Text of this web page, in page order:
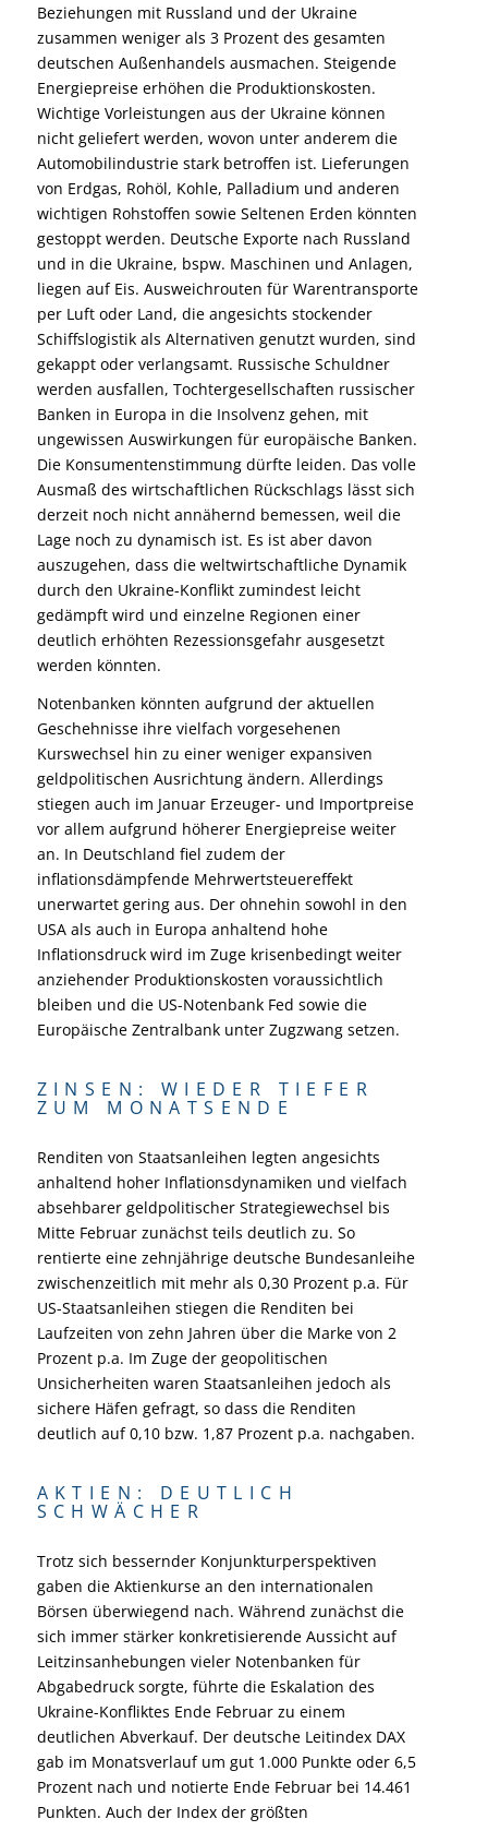
Beziehungen mit Russland und der Ukraine
zusammen weniger als 3 Prozent des gesamten
deutschen Außenhandels ausmachen. Steigende
Energiepreise erhöhen die Produktionskosten.
Wichtige Vorleistungen aus der Ukraine können
nicht geliefert werden, wovon unter anderem die
Automobilindustrie stark betroffen ist. Lieferungen
von Erdgas, Rohöl, Kohle, Palladium und anderen
wichtigen Rohstoffen sowie Seltenen Erden könnten
gestoppt werden. Deutsche Exporte nach Russland
und in die Ukraine, bspw. Maschinen und Anlagen,
liegen auf Eis. Ausweichrouten für Warentransporte
per Luft oder Land, die angesichts stockender
Schiffslogistik als Alternativen genutzt wurden, sind
gekappt oder verlangsamt. Russische Schuldner
werden ausfallen, Tochtergesellschaften russischer
Banken in Europa in die Insolvenz gehen, mit
ungewissen Auswirkungen für europäische Banken.
Die Konsumentenstimmung dürfte leiden. Das volle
Ausmaß des wirtschaftlichen Rückschlags lässt sich
derzeit noch nicht annähernd bemessen, weil die
Lage noch zu dynamisch ist. Es ist aber davon
auszugehen, dass die weltwirtschaftliche Dynamik
durch den Ukraine-Konflikt zumindest leicht
gedämpft wird und einzelne Regionen einer
deutlich erhöhten Rezessionsgefahr ausgesetzt
werden könnten.
Notenbanken könnten aufgrund der aktuellen
Geschehnisse ihre vielfach vorgesehenen
Kurswechsel hin zu einer weniger expansiven
geldpolitischen Ausrichtung ändern. Allerdings
stiegen auch im Januar Erzeuger- und Importpreise
vor allem aufgrund höherer Energiepreise weiter
an. In Deutschland fiel zudem der
inflationsdämpfende Mehrwertsteuereffekt
unerwartet gering aus. Der ohnehin sowohl in den
USA als auch in Europa anhaltend hohe
Inflationsdruck wird im Zuge krisenbedingt weiter
anziehender Produktionskosten voraussichtlich
bleiben und die US-Notenbank Fed sowie die
Europäische Zentralbank unter Zugzwang setzen.
ZINSEN: WIEDER TIEFER
ZUM MONATSENDE
Renditen von Staatsanleihen legten angesichts
anhaltend hoher Inflationsdynamiken und vielfach
absehbarer geldpolitischer Strategiewechsel bis
Mitte Februar zunächst teils deutlich zu. So
rentierte eine zehnjährige deutsche Bundesanleihe
zwischenzeitlich mit mehr als 0,30 Prozent p.a. Für
US-Staatsanleihen stiegen die Renditen bei
Laufzeiten von zehn Jahren über die Marke von 2
Prozent p.a. Im Zuge der geopolitischen
Unsicherheiten waren Staatsanleihen jedoch als
sichere Häfen gefragt, so dass die Renditen
deutlich auf 0,10 bzw. 1,87 Prozent p.a. nachgaben.
AKTIEN: DEUTLICH
SCHWÄCHER
Trotz sich bessernder Konjunkturperspektiven
gaben die Aktienkurse an den internationalen
Börsen überwiegend nach. Während zunächst die
sich immer stärker konkretisierende Aussicht auf
Leitzinsanhebungen vieler Notenbanken für
Abgabedruck sorgte, führte die Eskalation des
Ukraine-Konfliktes Ende Februar zu einem
deutlichen Abverkauf. Der deutsche Leitindex DAX
gab im Monatsverlauf um gut 1.000 Punkte oder 6,5
Prozent nach und notierte Ende Februar bei 14.461
Punkten. Auch der Index der größten